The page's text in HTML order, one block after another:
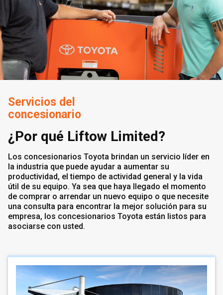
Servicios del
concesionario
¿Por qué Liftow Limited?
Los concesionarios Toyota brindan un servicio líder en
la industria que puede ayudar a aumentar su
productividad, el tiempo de actividad general y la vida
útil de su equipo. Ya sea que haya llegado el momento
de comprar o arrendar un nuevo equipo o que necesite
una consulta para encontrar la mejor solución para su
empresa, los concesionarios Toyota están listos para
asociarse con usted.